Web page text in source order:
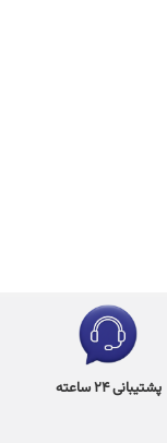
پشتیبانی 24 ساعته